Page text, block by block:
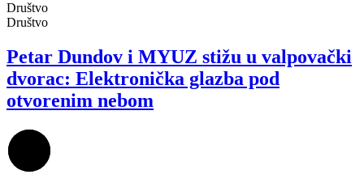
Društvo
Društvo
Petar Dundov i MYUZ stižu u valpovački
dvorac: Elektronička glazba pod
otvorenim nebom